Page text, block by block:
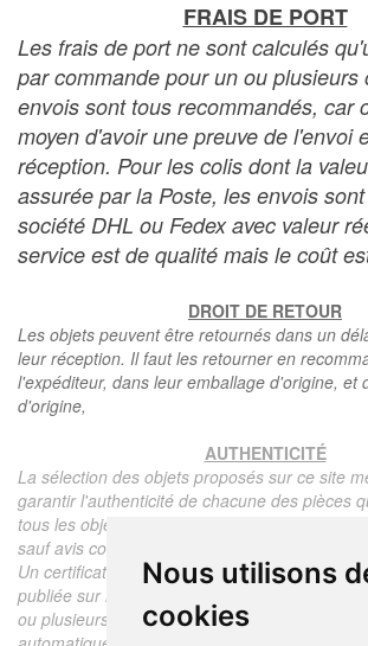
Nous utilisons
cookies
FRAIS DE PORT
Les frais de port ne sont calculés
par commande pour un ou plusieurs
envois sont tous recommandés, car
moyen d'avoir une preuve de l'envoi
réception. Pour les colis dont la
assurée par la Poste, les envois
société DHL ou Fedex avec valeur
service est de qualité mais le coût
DROIT DE RETOUR
Les objets peuvent être retournés dans un
leur réception. Il faut les retourner en
l'expéditeur, dans leur emballage d'origine, et
d'origine,
AUTHENTICITÉ
La sélection des objets proposés sur ce site
garantir l'authenticité de chacune des pièces
tous les objets proposés sont garantis
sauf avis contraire ou restriction dans la
Un certificat d'authenticité de l'objet reprenant
publiée sur le site, l'époque, le prix de vente,
ou plusieurs photographies en couleurs est